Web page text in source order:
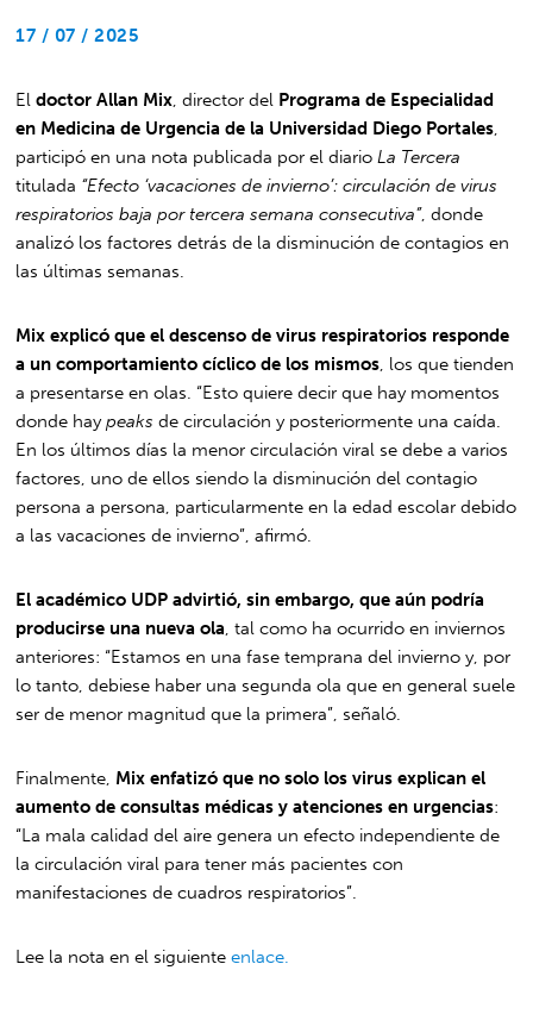
17 / 07 / 2025
Eldoctor Allan Mix , director del Programa de Especialidad
en Medicina de Urgencia de la Universidad Diego Portales
participó en una nota publicada por el diario La Tercera
titulada “Efecto ‘vacaciones de invierno’: circulación de virus
respiratorios baja por tercera semana consecutiva”, donde
analizó los factores detrás de la disminución de contagios en
las últimas semanas.
Mix explicó que el descenso de virus respiratorios responde
a un comportamiento cíclico de los mismos , los que tienden
a presentarse en olas. “Esto quiere decir que hay momentos
donde haypeaks de circulación y posteriormente una caída.
En los últimos días la menor circulación viral se debe a varios
factores, uno de ellos siendo la disminución del contagio
persona a persona, particularmente en la edad escolar debido
a las vacaciones de invierno”, afirmó.
El académico UDP advirtió, sin embargo, que aún podría
producirse una nueva ola , tal como ha ocurrido en inviernos
anteriores: “Estamos en una fase temprana del invierno y, por
lo tanto, debiese haber una segunda ola que en general suele
ser de menor magnitud que la primera”, señaló.
Finalmente, Mix enfatizó que no solo los virus explican el
aumento de consultas médicas y atenciones en urgencias:
“La mala calidad del aire genera un efecto independiente de
la circulación viral para tener más pacientes con
manifestaciones de cuadros respiratorios”.
Lee la nota en el siguienteenlace.